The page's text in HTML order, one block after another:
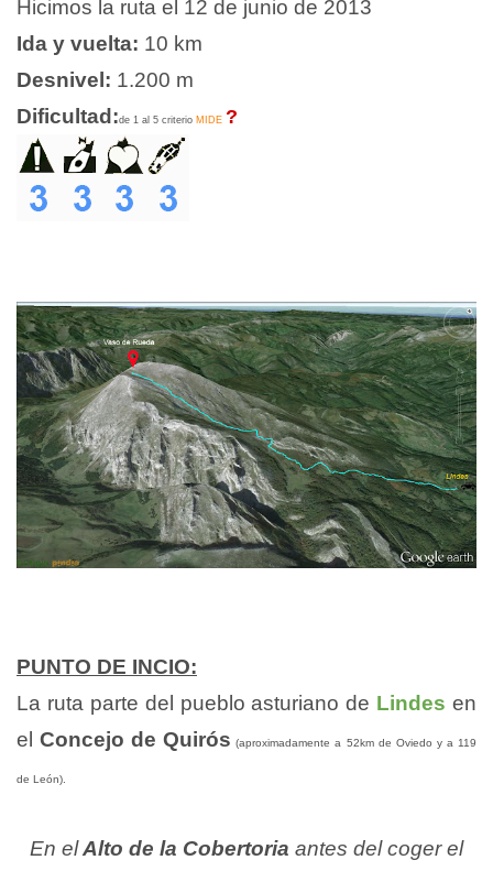
Hicimos la ruta el 12 de junio de 2013
Ida y vuelta: 10 km
Desnivel: 1.200 m
Dificultad:de 1 al 5 criterio MIDE ?
PUNTO DE INCIO:
La ruta parte del pueblo asturiano de Lindes en
elConcejo de Quirós (aproximadamente a 52km de Oviedo y a 119
de León).
En elAlto de la Cobertoria antes del coger el